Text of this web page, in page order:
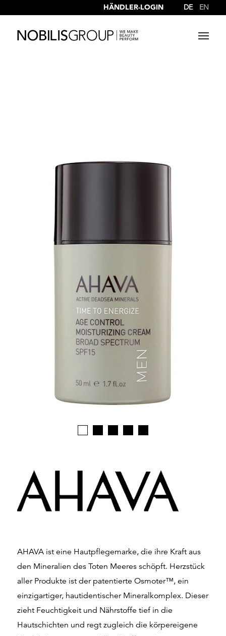
DE EN
HÄNDLER-LOGIN
AHAVA ist eine Hautpflegemarke, die ihre Kraft aus
den Mineralien des Toten Meeres schöpft. Herzstück
aller Produkte ist der patentierte Osmoter™, ein
einzigartiger, hautidentischer Mineralkomplex. Dieser
zieht Feuchtigkeit und Nährstoffe tief in die
Hautschichten und regt zugleich die körpereigene
1 2